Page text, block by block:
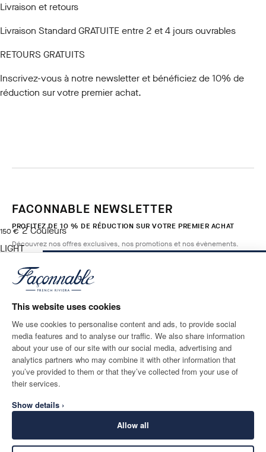
This website uses cookies
We use cookies to personalise content and ads, to provide social
media features and to analyse our traffic. We also share information
about your use of our site with our social media, advertising and
analytics partners who may combine it with other information that
you’ve provided to them or that they’ve collected from your use of
their services.
Show details ›
Allow all
Livraison et retours
Livraison Standard GRATUITE entre 2 et 4 jours ouvrables
RETOURS GRATUITS
Inscrivez-vous à notre newsletteret bénéficiez de 10% de
réduction sur votre premier achat.
150 €
current price 150 €
2Couleurs
LIGHT
Taille
FACONNABLE NEWSLETTER
PROFITEZ DE 10 % DE RÉDUCTION SUR VOTRE PREMIER ACHAT
Découvrez nos offres exclusives, nos promotions et nos évènements.
E-mail*
ADRESSE POSTALE
France
LANGUE
Français
CONTACTEZ-NOUS